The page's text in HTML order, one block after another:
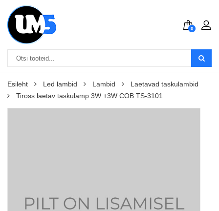
0
Esileht Led lambid Lambid
Laetavad taskulambid
Tiross laetav taskulamp 3W +3W COB TS-3101